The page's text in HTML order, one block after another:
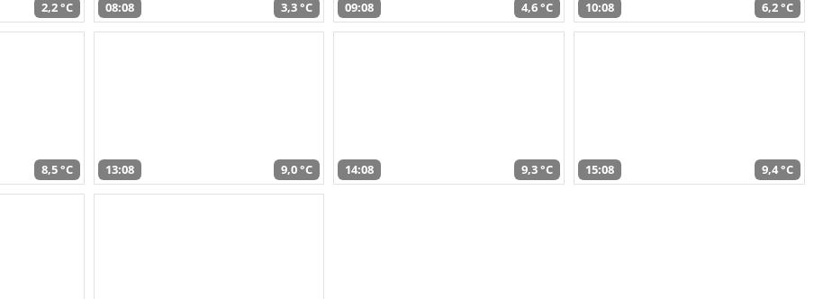
2,2 °C 08:08 3,3 °C 09:08 4,6 °C 10:08 6,2 °C
8,5 °C 13:08 9,0 °C 14:08 9,3 °C 15:08 9,4 °C